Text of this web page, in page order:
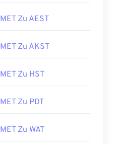
MET Zu AEST
MET Zu AKST
MET Zu HST
MET Zu PDT
MET Zu WAT